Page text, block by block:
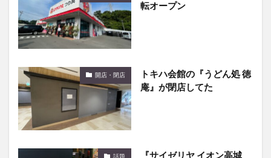
開店・閉店
トキハ会館の『うどん処 徳
庵』が閉店してた
話題
『サイゼリヤ イオン高城